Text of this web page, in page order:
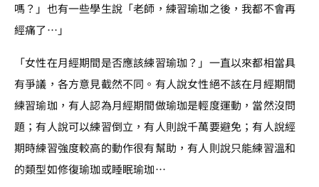
嗎？」也有一些學生說「老師，練習瑜珈之後，我都不會再
經痛了…」
「女性在月經期間是否應該練習瑜珈？」一直以來都相當具
有爭議，各方意見截然不同。有人說女性絕不該在月經期間
練習瑜珈，有人認為月經期間做瑜珈是輕度運動，當然沒問
題；有人說可以練習倒立，有人則說千萬要避免；有人說經
期時練習強度較高的動作很有幫助，有人則說只能練習溫和
的類型如修復瑜珈或睡眠瑜珈…